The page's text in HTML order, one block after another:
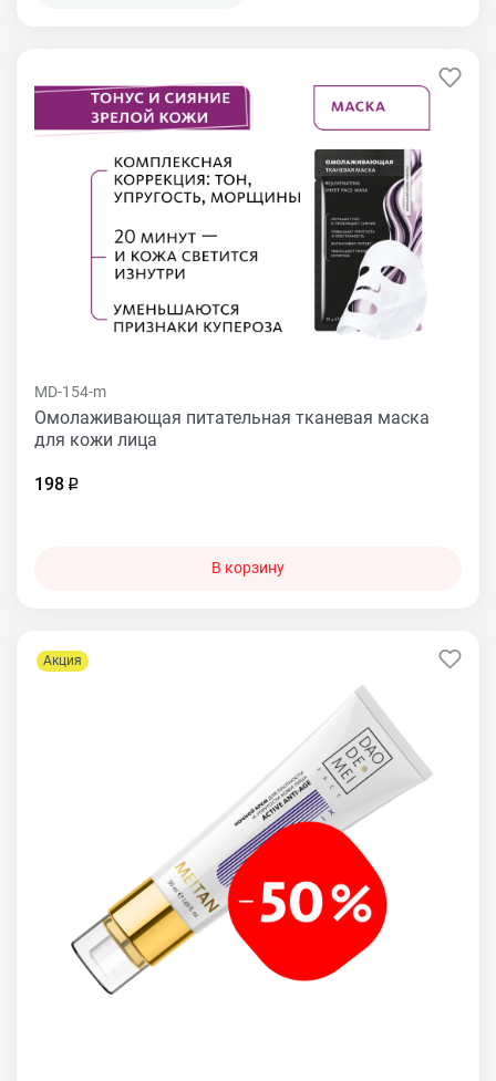
MD-154-m
Омолаживающая питательная тканевая маска
для кожи лица
198
В корзину
Акция